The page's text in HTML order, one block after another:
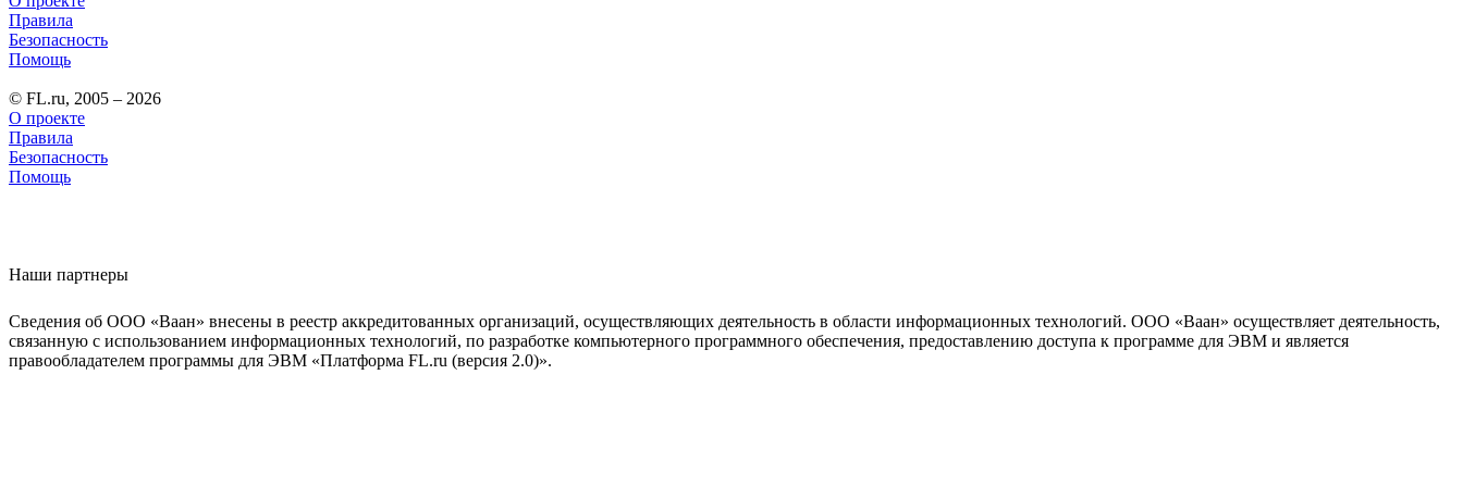
Правила
Безопасность
Помощь
© FL.ru, 2005 – 2026
О проекте
Правила
Безопасность
Помощь
Наши партнеры
Сведения об ООО «Ваан» внесены в реестр аккредитованных организаций, осуществляющих деятельность в области информационных технологий. ООО «Ваан» осуществляет деятельность,
связанную с использованием информационных технологий, по разработке компьютерного программного обеспечения, предоставлению доступа к программе для ЭВМ и является
правообладателем программы для ЭВМ «Платформа FL.ru (версия 2.0)».